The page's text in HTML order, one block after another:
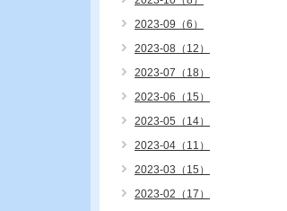
2023-09（6）
2023-08（12）
2023-07（18）
2023-06（15）
2023-05（14）
2023-04（11）
2023-03（15）
2023-02（17）